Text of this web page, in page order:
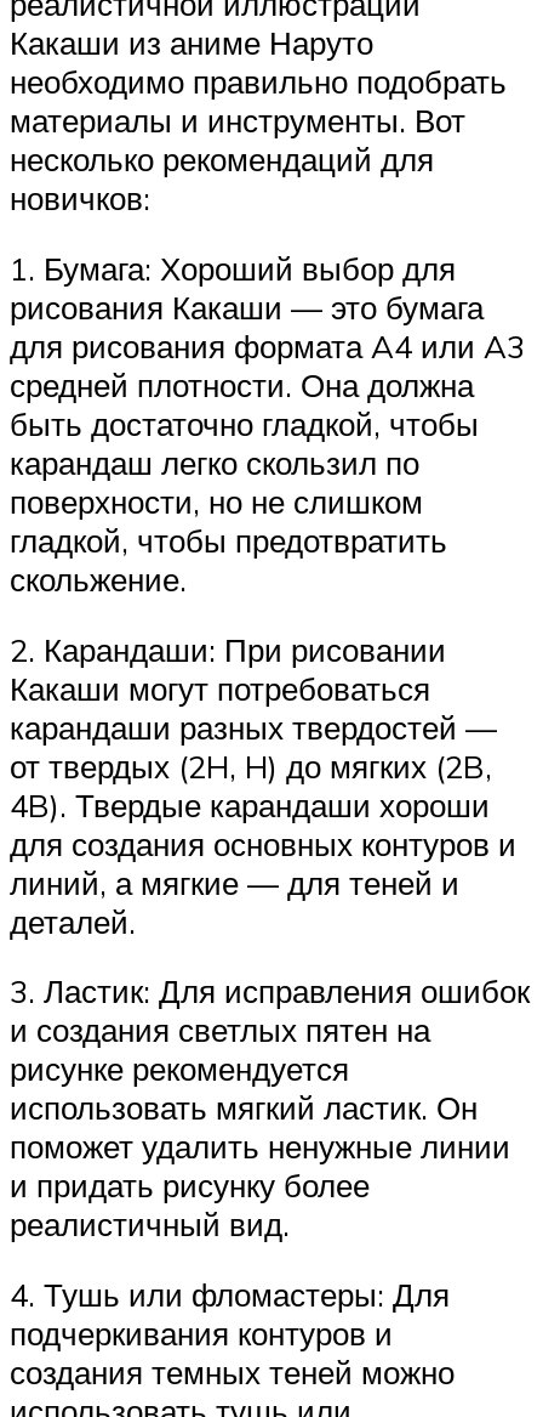
Какаши из аниме Наруто
необходимо правильно подобрать
материалы и инструменты. Вот
несколько рекомендаций для
новичков:
1. Бумага: Хороший выбор для
рисования Какаши — это бумага
для рисования формата A4 или A3
средней плотности. Она должна
быть достаточно гладкой, чтобы
карандаш легко скользил по
поверхности, но не слишком
гладкой, чтобы предотвратить
скольжение.
2. Карандаши: При рисовании
Какаши могут потребоваться
карандаши разных твердостей —
от твердых (2H, H) до мягких (2B,
4B). Твердые карандаши хороши
для создания основных контуров и
линий, а мягкие — для теней и
деталей.
3. Ластик: Для исправления ошибок
и создания светлых пятен на
рисунке рекомендуется
использовать мягкий ластик. Он
поможет удалить ненужные линии
и придать рисунку более
реалистичный вид.
4. Тушь или фломастеры: Для
подчеркивания контуров и
создания темных теней можно